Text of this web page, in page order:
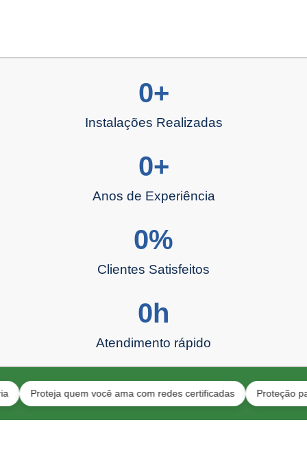
Instalações Realizadas
0+
Anos de Experiência
0+
Clientes Satisfeitos
0%
Atendimento rápido
0h
quem você ama com redes certificadas Proteção para